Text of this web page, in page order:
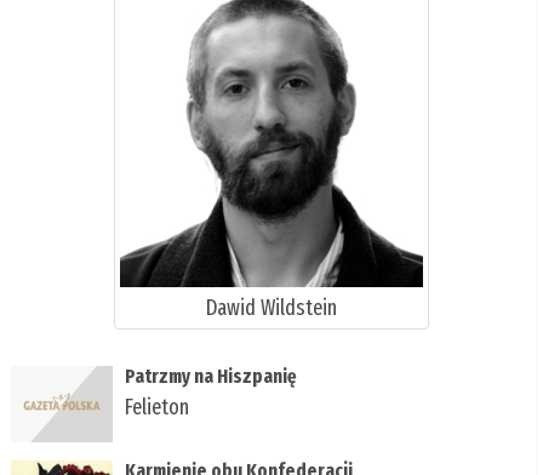
Dawid Wildstein
Patrzmy na Hiszpanię
Felieton